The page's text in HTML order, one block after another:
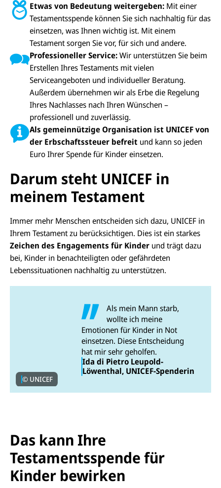
Etwas von Bedeutung weitergeben: Mit einer
Testamentsspende können Sie sich nachhaltig für das
einsetzen, was Ihnen wichtig ist. Mit einem
Testament sorgen Sie vor, für sich und andere.
Professioneller Service:Wir unterstützen Sie beim
Erstellen Ihres Testaments mit vielen
Serviceangeboten und individueller Beratung.
Außerdem übernehmen wir als Erbe die Regelung
Ihres Nachlasses nach Ihren Wünschen –
professionell und zuverlässig.
Als gemeinnützige Organisation ist UNICEF von
der Erbschaftssteuer befreit und kann so jeden
Euro Ihrer Spende für Kinder einsetzen.
Darum steht UNICEF in
meinem Testament
Immer mehr Menschen entscheiden sich dazu, UNICEF in
Ihrem Testament zu berücksichtigen. Dies ist ein starkes
Zeichen des Engagements für Kinder und trägt dazu
bei, Kinder in benachteiligten oder gefährdeten
Lebenssituationen nachhaltig zu unterstützen.
© UNICEF
Als mein Mann starb,
wollte ich meine
Emotionen für Kinder in Not
einsetzen. Diese Entscheidung
hat mir sehr geholfen.
Ida di Pietro Leupold-
Löwenthal, UNICEF-Spenderin
Das kann Ihre
Testamentsspende für
Kinder bewirken